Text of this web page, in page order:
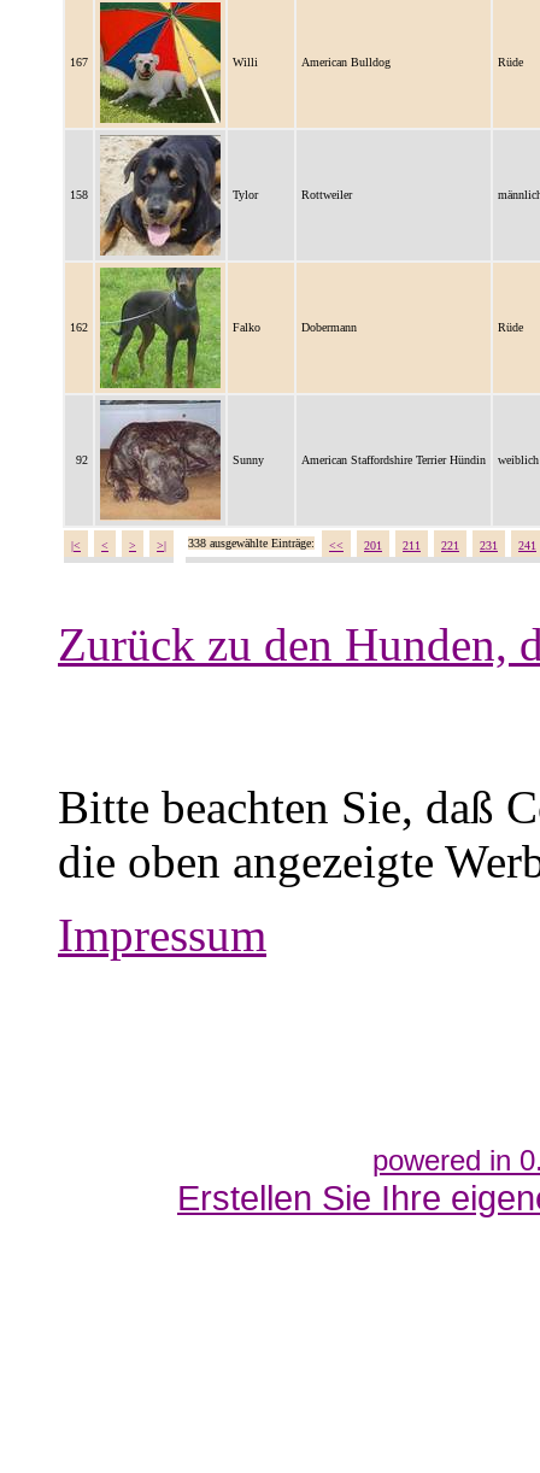
167 Willi American Bulldog Rüde
158 Tylor Rottweiler
162 Falko Dobermann Rüde
92 Sunny American Staffordshire Terrier Hündin weiblich
|< < > >| 338 ausgewählte Einträge: << 201 211 221 231 241
Zurück zu den Hunden,
Bitte beachten Sie, daß
die oben angezeigte
Impressum
powered in
Erstellen Sie Ihre